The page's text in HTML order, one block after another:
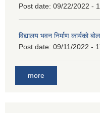
Post date: 09/22/2022 -
विद्यालय भवन निर्माण कार्यको
Post date: 09/11/2022 -
more